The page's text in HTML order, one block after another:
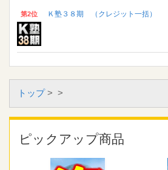
第2位 Ｋ塾３８期 （クレジット一括）
トップ> >
ピックアップ商品